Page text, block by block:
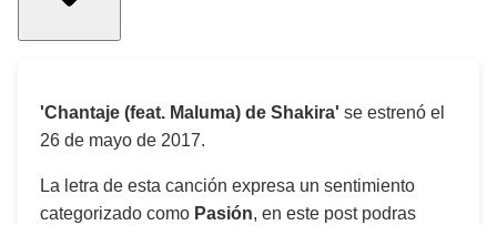
'Chantaje (feat. Maluma) de Shakira' se estrenó el
26 de mayo de 2017.
La letra de esta canción expresa un sentimiento
categorizado como Pasión, en este post podras